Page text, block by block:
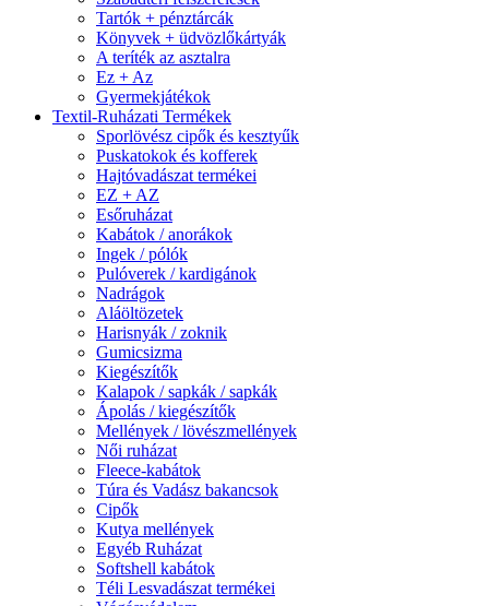
Tartók + pénztárcák
Könyvek + üdvözlőkártyák
A teríték az asztalra
Ez + Az
Gyermekjátékok
Textil-Ruházati Termékek
Sporlövész cipők és kesztyűk
Puskatokok és kofferek
Hajtóvadászat termékei
EZ + AZ
Esőruházat
Kabátok / anorákok
Ingek / pólók
Pulóverek / kardigánok
Nadrágok
Aláöltözetek
Harisnyák / zoknik
Gumicsizma
Kiegészítők
Kalapok / sapkák / sapkák
Ápolás / kiegészítők
Mellények / lövészmellények
Női ruházat
Fleece-kabátok
Túra és Vadász bakancsok
Cipők
Kutya mellények
Egyéb Ruházat
Softshell kabátok
Téli Lesvadászat termékei